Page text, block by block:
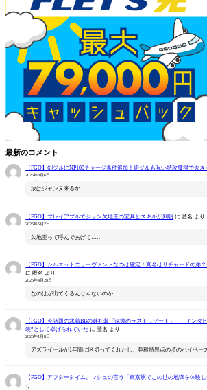
最新のコメント
【FGO】剣ジルにNP100チャージ条件追加！術ジルも呪い特攻獲得で大き
2026年8月6日
汝はジャンヌ来るか
【FGO】プレイアブルでジョン欠地王の宝具とスキルが判明 に匿名 より
2026年5月2日
欠地王って呼んであげて……
【FGO】シルエットのサーヴァントなのは確定！真名はリチャードの弟
に 匿名 より
2026年4月28日
なのはが出てくるんじゃないのか
【FGO】今話題の水着BBの絆礼装「深淵のラストリゾート」――インタ
装”として挙げられていた に 匿名 より
2026年1月8日
アズライールが1年間に区切ってくれたし、亜種特異点の頃のハイペー
【FGO】アフタータイム、マシュの言う「東京駅でこの世の地獄を体験
り